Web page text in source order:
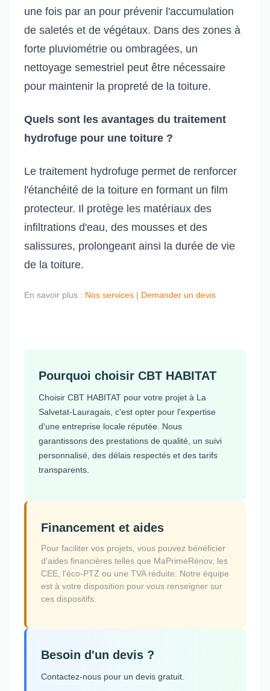
une fois par an pour prévenir l'accumulation
de saletés et de végétaux. Dans des zones à
forte pluviométrie ou ombragées, un
nettoyage semestriel peut être nécessaire
pour maintenir la propreté de la toiture.
Quels sont les avantages du traitement
hydrofuge pour une toiture ?
Le traitement hydrofuge permet de renforcer
l'étanchéité de la toiture en formant un film
protecteur. Il protège les matériaux des
infiltrations d'eau, des mousses et des
salissures, prolongeant ainsi la durée de vie
de la toiture.
En savoir plus : Nos services | Demander un devis
Pourquoi choisir CBT HABITAT
Choisir CBT HABITAT pour votre projet à La
Salvetat-Lauragais, c'est opter pour l'expertise
d'une entreprise locale réputée. Nous
garantissons des prestations de qualité, un suivi
personnalisé, des délais respectés et des tarifs
transparents.
Financement et aides
Pour faciliter vos projets, vous pouvez bénéficier
d'aides financières telles que MaPrimeRénov, les
CEE, l'éco-PTZ ou une TVA réduite. Notre équipe
est à votre disposition pour vous renseigner sur
ces dispositifs.
Besoin d'un devis ?
Contactez-nous pour un devis gratuit.